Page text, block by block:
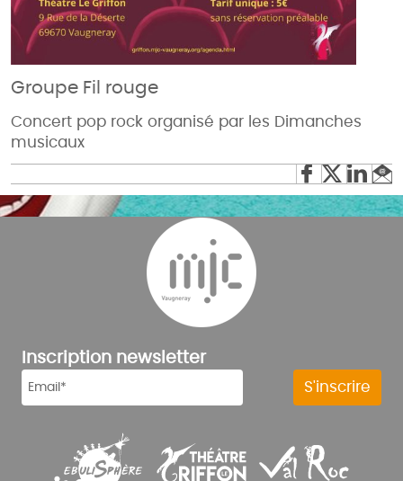
Groupe Fil rouge
Concert pop rock organisé par les Dimanches
musicaux
Inscription newsletter